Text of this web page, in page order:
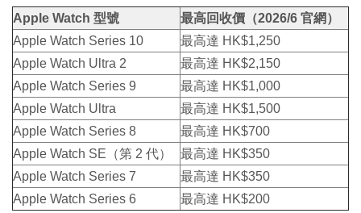
Apple Watch 型號
最高回收價（2026/6 官網）
Apple Watch Series 10
最高達 HK$1,250
Apple Watch Ultra 2
最高達 HK$2,150
Apple Watch Series 9
最高達 HK$1,000
Apple Watch Ultra
最高達 HK$1,500
Apple Watch Series 8
最高達 HK$700
Apple Watch SE（第 2 代）
最高達 HK$350
Apple Watch Series 7
最高達 HK$350
Apple Watch Series 6
最高達 HK$200